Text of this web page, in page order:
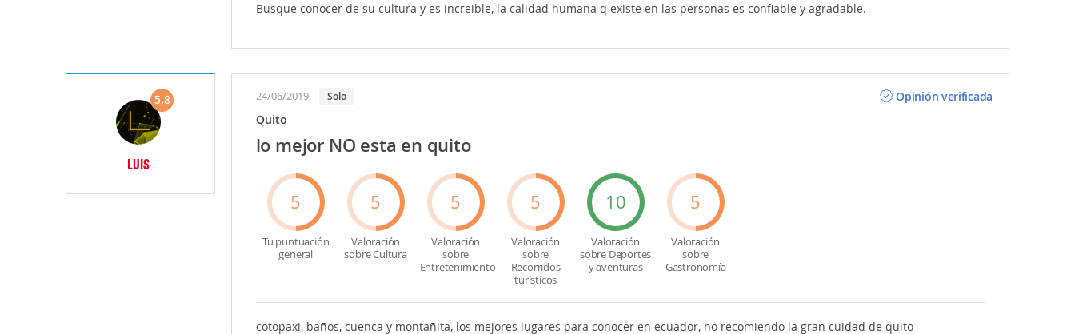
Busque conocer de su cultura y es increible, la calidad humana q existe en las personas es confiable y agradable.
5.8
LUIS
24/06/2019 Solo
Opinión verificada
Quito
lo mejor NO esta en quito
5
Tu puntuación
general
5
Valoración
sobre Cultura
5
Valoración
sobre
Entretenimiento
5
Valoración
sobre
Recorridos
turísticos
10
Valoración
sobre Deportes
y aventuras
5
Valoración
sobre
Gastronomía
cotopaxi, baños, cuenca y montañita, los mejores lugares para conocer en ecuador, no recomiendo la gran cuidad de quito